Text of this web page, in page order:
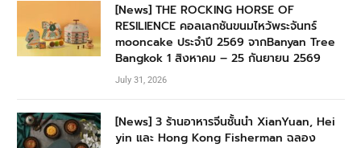
[News] THE ROCKING HORSE OF
RESILIENCE คอลเลกชันขนมไหว้พระจันทร์
mooncake ประจำปี 2569 จากBanyan Tree
Bangkok 1 สิงหาคม – 25 กันยายน 2569
July 31, 2026
[News] 3 ร้านอาหารจีนชั้นนำ XianYuan, Hei
yin และ Hong Kong Fisherman ฉลอง